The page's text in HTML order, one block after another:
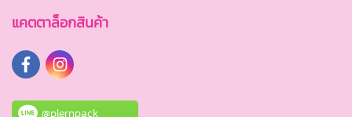
แคตตาล็อกสินค้า
@plernpack